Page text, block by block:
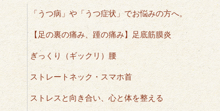
「うつ病」や「うつ症状」でお悩みの方へ。
【足の裏の痛み、踵の痛み】足底筋膜炎
ぎっくり（ギックリ）腰
ストレートネック・スマホ首
ストレスと向き合い、心と体を整える